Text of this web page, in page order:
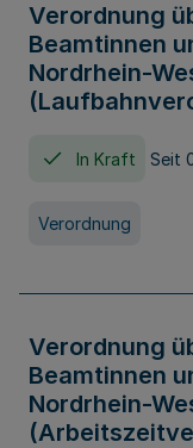
Verordnung
Beamtinnen
Nordrhein-
In Kraft Seit
Verordnung
Verordnung
Beamtinnen
Nordrhein-